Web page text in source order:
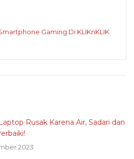
Gaming Di KLIKnKLIK
Rusak Karena Air, Sadari dan
2023